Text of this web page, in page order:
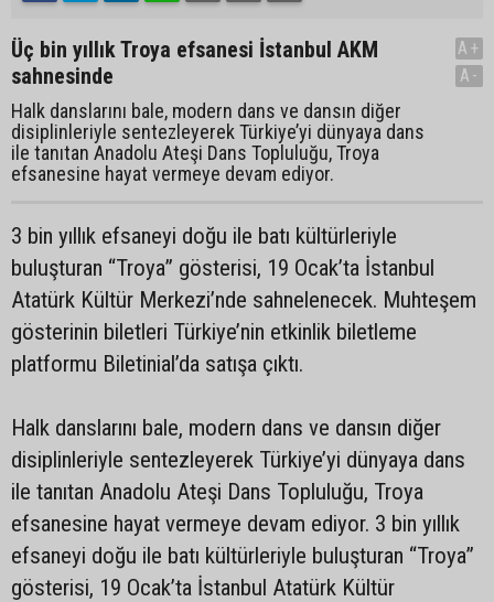
Üç bin yıllık Troya efsanesi İstanbul AKM
sahnesinde
Halk danslarını bale, modern dans ve dansın diğer
disiplinleriyle sentezleyerek Türkiye’yi dünyaya dans
ile tanıtan Anadolu Ateşi Dans Topluluğu, Troya
efsanesine hayat vermeye devam ediyor.
A+
A-
3 bin yıllık efsaneyi doğu ile batı kültürleriyle
buluşturan “Troya” gösterisi, 19 Ocak’ta İstanbul
Atatürk Kültür Merkezi’nde sahnelenecek. Muhteşem
gösterinin biletleri Türkiye’nin etkinlik biletleme
platformu Biletinial’da satışa çıktı.
Halk danslarını bale, modern dans ve dansın diğer
disiplinleriyle sentezleyerek Türkiye’yi dünyaya dans
ile tanıtan Anadolu Ateşi Dans Topluluğu, Troya
efsanesine hayat vermeye devam ediyor. 3 bin yıllık
efsaneyi doğu ile batı kültürleriyle buluşturan “Troya”
gösterisi, 19 Ocak’ta İstanbul Atatürk Kültür